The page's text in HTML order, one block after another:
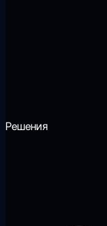
Решения